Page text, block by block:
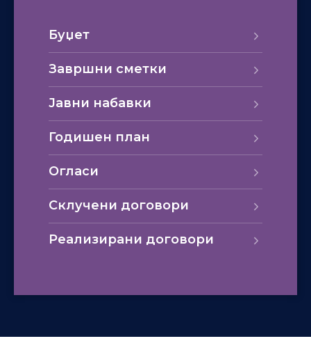
Буџет
Завршни сметки
Јавни набавки
Годишен план
Огласи
Склучени договори
Реализирани договори